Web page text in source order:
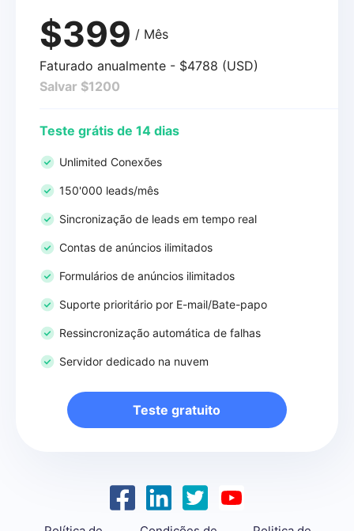
$399 / Mês
Faturado anualmente - $4788 (USD)
Salvar $1200
Teste grátis de 14 dias
Unlimited Conexões
150'000 leads/mês
Sincronização de leads em tempo real
Contas de anúncios ilimitados
Formulários de anúncios ilimitados
Suporte prioritário por E-mail/Bate-papo
Ressincronização automática de falhas
Servidor dedicado na nuvem
Teste gratuito